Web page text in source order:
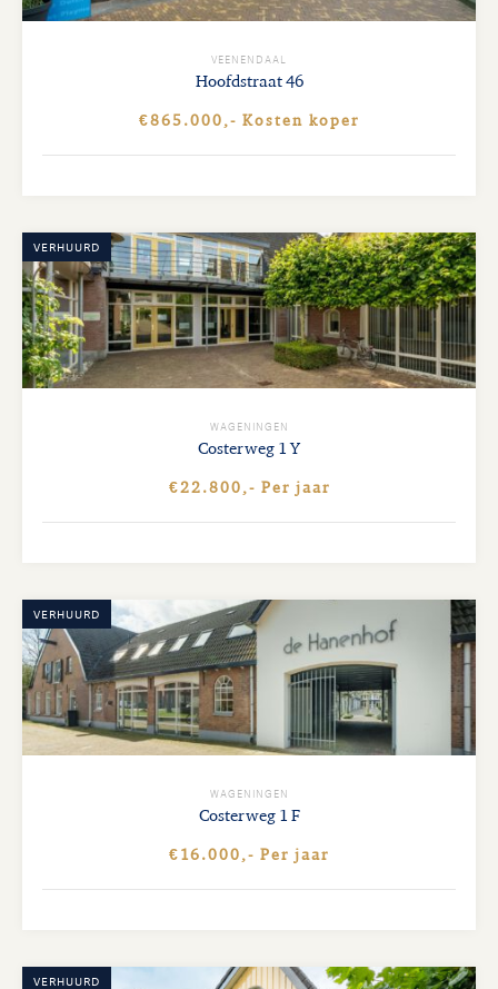
VEENENDAAL
Hoofdstraat46
€865.000,- Kosten koper
VERHUURD
WAGENINGEN
Costerweg 1 Y
€22.800,- Per jaar
VERHUURD
WAGENINGEN
Costerweg1 F
€16.000,- Per jaar
VERHUURD